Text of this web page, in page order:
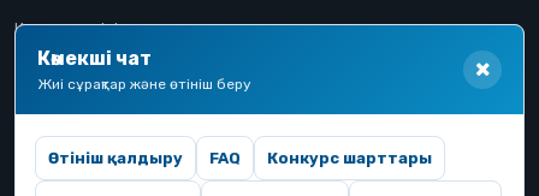
Конкурстық іріктеу
Үміткер жолы
Көмекші чат
Жиі сұрақтар және өтініш беру
Өтініш қалдыру FAQ Конкурс шарттары